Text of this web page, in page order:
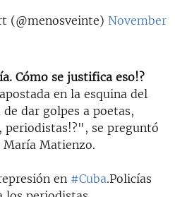
(@menosveinte) November
Cómo se justifica eso!?
en la esquina del
de dar golpes a poetas,
periodistas!?", se preguntó
Matienzo.
en #Cuba.Policías